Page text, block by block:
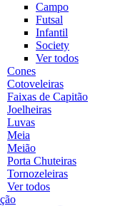
Campo
Futsal
Infantil
Society
Ver todos
Cones
Cotoveleiras
Faixas de Capitão
Joelheiras
Luvas
Meia
Meião
Porta Chuteiras
Tornozeleiras
Ver todos